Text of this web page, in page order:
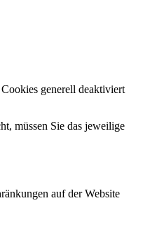
generell deaktiviert
müssen Sie das jeweilige
auf der Website